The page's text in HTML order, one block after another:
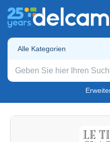
Alle Kategorien